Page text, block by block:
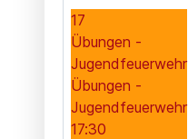
17
Übungen -
Jugendfeuerwehr
Übungen -
Jugendfeuerwehr
17:30